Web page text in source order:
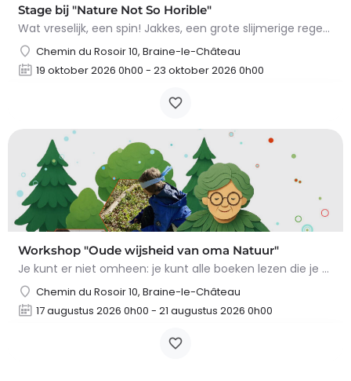
Stage bij "Nature Not So Horible"
Wat vreselijk, een spin! Jakkes, een grote slijmerige regenworm! En slakken, daar wil ik het al helemaal niet…
Chemin du Rosoir 10, Braine-le-Château
19 oktober 2026 0h00 - 23 oktober 2026 0h00
Workshop "Oude wijsheid van oma Natuur"
Je kunt er niet omheen: je kunt alle boeken lezen die je wilt, maar niets overtreft de tips en trucs van Oma…
Chemin du Rosoir 10, Braine-le-Château
17 augustus 2026 0h00 - 21 augustus 2026 0h00